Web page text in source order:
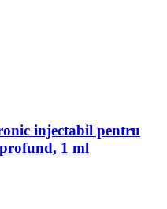
injectabil pentru
1 ml